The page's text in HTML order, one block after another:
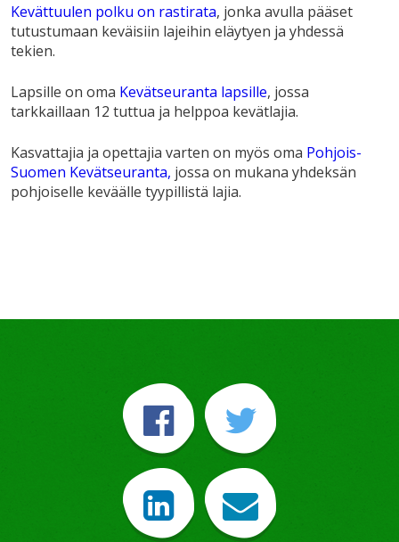
Kevättuulen polku on rastirata, jonka avulla pääset
tutustumaan keväisiin lajeihin eläytyen ja yhdessä
tekien.
Lapsille on oma Kevätseuranta lapsille, jossa
tarkkaillaan 12 tuttua ja helppoa kevätlajia.
Kasvattajia ja opettajia varten on myös oma Pohjois-
Suomen Kevätseuranta, jossa on mukana yhdeksän
pohjoiselle keväälle tyypillistä lajia.